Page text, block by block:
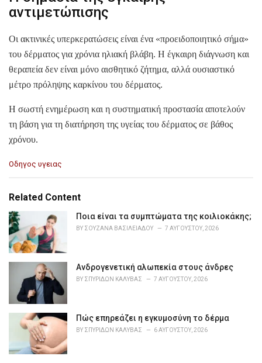
αντιμετώπισης
Οι ακτινικές υπερκερατώσεις είναι ένα «προειδοποιητικό σήμα»
του δέρματος για χρόνια ηλιακή βλάβη. Η έγκαιρη διάγνωση και
θεραπεία δεν είναι μόνο αισθητικό ζήτημα, αλλά ουσιαστικό
μέτρο πρόληψης καρκίνου του δέρματος.
Η σωστή ενημέρωση και η συστηματική προστασία αποτελούν
τη βάση για τη διατήρηση της υγείας του δέρματος σε βάθος
χρόνου.
C
e
o
r
i
e
Οδηγος υγειας
Related Content
Ποια είναι τα συμπτώματα της κοιλιοκάκης;
BY ΣΟΥΖΆΝΑ ΒΑΣΙΛΕΙΆΔΟΥ 7 ΑΥΓΟΎΣΤΟΥ, 2026
Ανδρογενετική αλωπεκία στους άνδρες
BY ΣΠΥΡΊΔΩΝ ΚΑΛΎΒΑΣ 7 ΑΥΓΟΎΣΤΟΥ, 2026
Πώς επηρεάζει η εγκυμοσύνη το δέρμα
BY ΣΠΥΡΊΔΩΝ ΚΑΛΎΒΑΣ 6 ΑΥΓΟΎΣΤΟΥ, 2026